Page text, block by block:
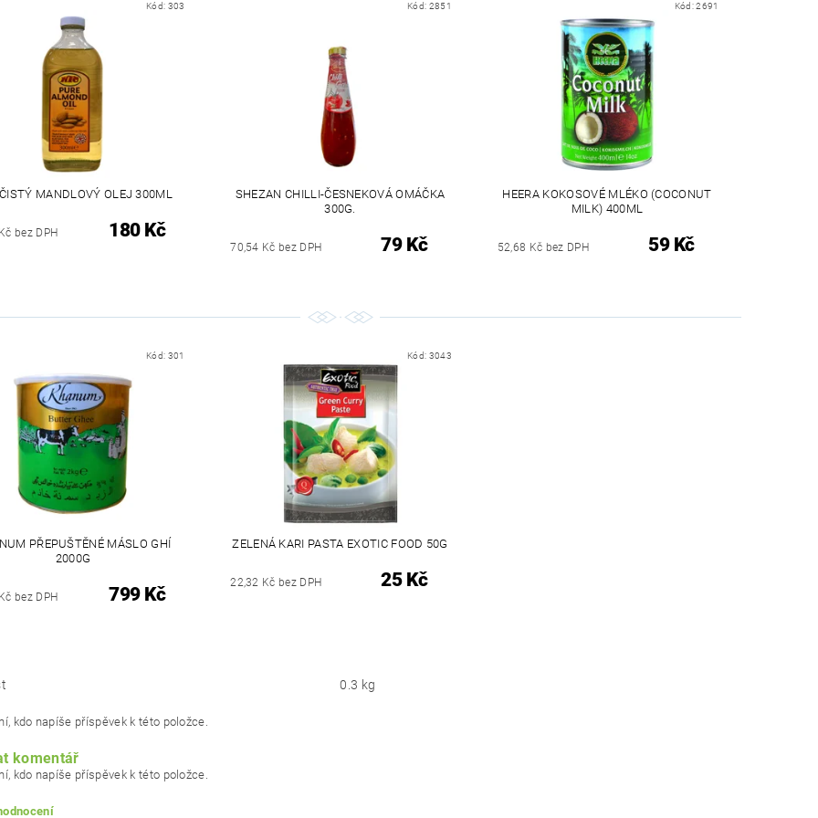
Kód: 303
MANDLOVÝ OLEJ 300ML
bez DPH 180 Kč
Kód: 2851
SHEZAN CHILLI-ČESNEKOVÁ OMÁČKA
300G.
70,54 Kč bez DPH 79 Kč
Kód:2691
HEERA KOKOSOVÉ MLÉKO (COCONUT
MILK) 400ML
52,68 Kč bez DPH 59 Kč
Kód: 301
PŘEPUŠTĚNÉ MÁSLO GHÍ
2000G
bez DPH 799 Kč
Kód: 3043
ZELENÁ KARI PASTA EXOTIC FOOD 50G
22,32 Kč bez DPH 25 Kč
0.3 kg
kdo napíše příspěvek k této položce.
komentář
kdo napíše příspěvek k této položce.